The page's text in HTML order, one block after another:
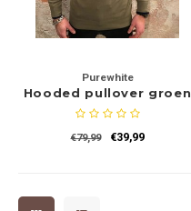
Purewhite
Hooded pullover groen
€79,99 €39,99